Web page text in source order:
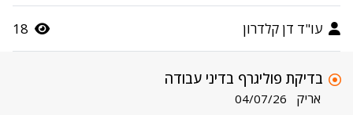
עו"ד דן קלדרון 18
בדיקת פוליגרף בדיני עבודה
אריק 04/07/26